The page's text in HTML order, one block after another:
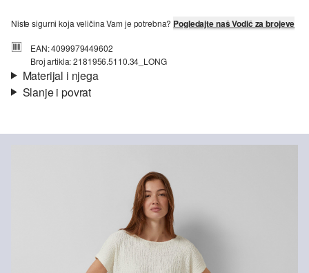
Niste sigurni koja veličina Vam je potrebna? Pogledajte naš Vodič za brojeve
EAN: 4099979449602
Broj artikla: 2181956.5110.34_LONG
Materijal i njega
Nije prikladno za izbjeljivanje sredstvom na bazi klora
Nije prikladno za sušilicu
Nježno pranje 30°
Ne glačati vrućim glačalom
Slanje i povrat
Vaša će narudžba biti poslana u roku od 4-8 radna dana putem
Hrvatska pošta-a. Standardna dostava košta 4,95 €.